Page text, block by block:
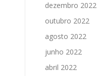
dezembro 2022
outubro 2022
agosto 2022
junho 2022
abril 2022